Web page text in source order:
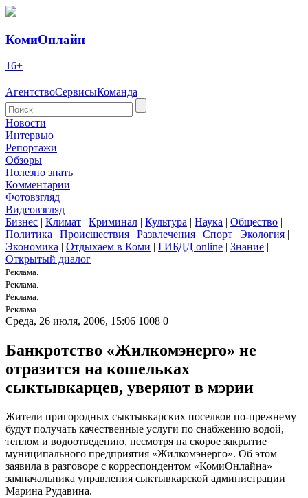
КомиОнлайн
16+
АгентствоСервисыКоманда
Новости
Интервью
Репортажи
Обзоры
Полезно знать
Комментарии
Фотовзгляд
Видеовзгляд
Бизнес | Климат | Криминал | Культура | Наука | Общество |
Политика | Происшествия | Развлечения | Спорт | Экология |
Экономика | Отдыхаем в Коми | ГИБДД online | Знание |
Открытый диалог
Реклама.
Реклама.
Реклама.
Реклама.
Среда, 26 июля, 2006, 15:06 1008 0
Банкротство «Жилкомэнерго» не
отразится на кошельках
сыктывкарцев, уверяют в мэрии
Жители пригородных сыктывкарских поселков по-прежнему
будут получать качественные услуги по снабжению водой,
теплом и водоотведению, несмотря на скорое закрытие
муниципального предприятия «Жилкомэнерго». Об этом
заявила в разговоре с корреспондентом «КомиОнлайна»
замначальника управления сыктывкарской администрации
Марина Рудавина.